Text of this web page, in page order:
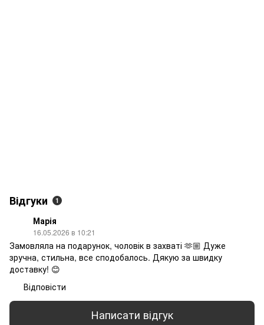
Відгуки 1
Марія
16.05.2026 в 10:21
Замовляла на подарунок, чоловік в захваті 🫶🏼 Дуже
зручна, стильна, все сподобалось. Дякую за швидку
доставку! 😊
Відповісти
Написати відгук